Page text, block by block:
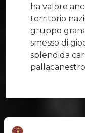
ha valore
territorio
gruppo
smesso di
splendida